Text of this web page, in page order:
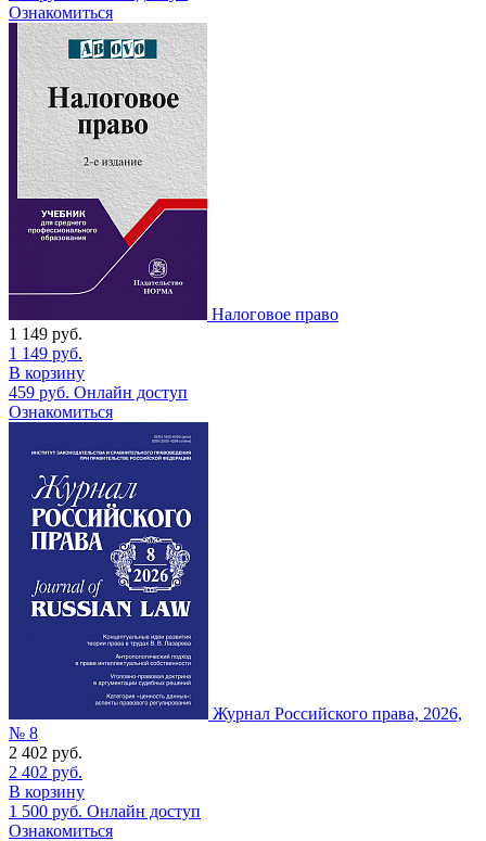
Ознакомиться
Налоговое право
1 149 руб.
1 149 руб.
В корзину
459 руб. Онлайн доступ
Ознакомиться
Журнал Российского права, 2026,
№ 8
2 402 руб.
2 402 руб.
В корзину
1 500 руб. Онлайн доступ
Ознакомиться